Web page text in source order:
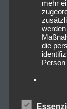
mehr
die